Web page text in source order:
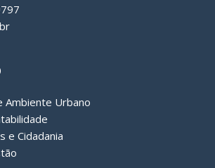
Ambiente Urbano
e Cidadania